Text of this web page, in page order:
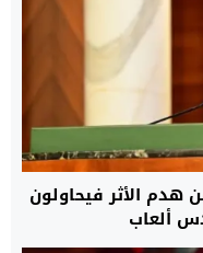
هدم الأثر فيحاولون
ألعاب